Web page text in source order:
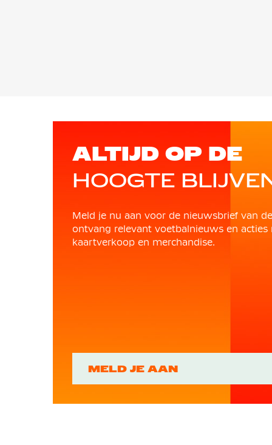
ALTIJD OP DE
HOOGTE
Meld je nu aan voor de nieuwsbrief van
ontvang relevant voetbalnieuws en acties
kaartverkoop en merchandise.
MELD JE AAN